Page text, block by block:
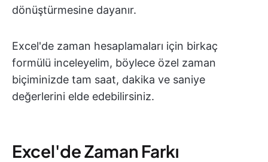
dönüştürmesine dayanır.
Excel'de zaman hesaplamaları için birkaç
formülü inceleyelim, böylece özel zaman
biçiminizde tam saat, dakika ve saniye
değerlerini elde edebilirsiniz.
Excel'de Zaman Farkı